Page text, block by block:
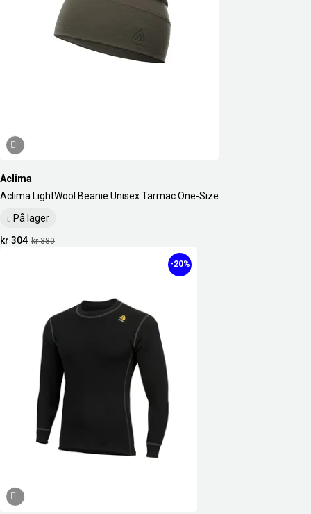
Aclima
Aclima LightWool Beanie Unisex Tarmac One-Size
På lager
kr 380
kr 304
-20%